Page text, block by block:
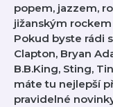
popem, jazzem,
jižanským
Pokud byste rádi
Clapton, Bryan
B.B.King, Sting,
máte tu nejlepší
pravidelné